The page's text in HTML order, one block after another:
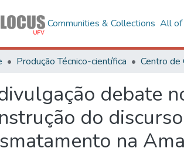
Communities & Collections All of
Produção Técnico-científica
debate
do
na